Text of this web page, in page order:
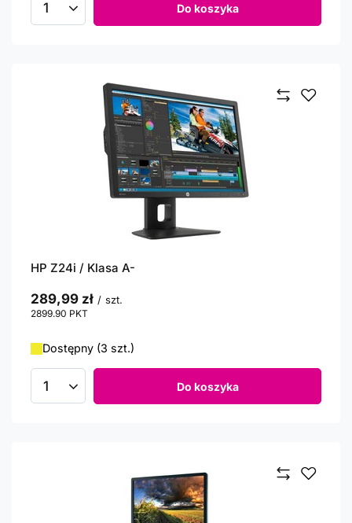
Ilość produktów Do koszyka
HP Z24i / Klasa A-
289,99 zł / szt.
2899.90 PKT
Dostępny (3 szt.)
Ilość produktów Do koszyka